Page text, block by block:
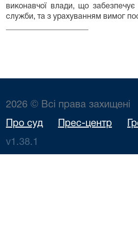
виконавчої влади, що
служби, та з урахуванням вимог
2026 © Всі права захищені
Про суд Прес-центр
v1.38.1